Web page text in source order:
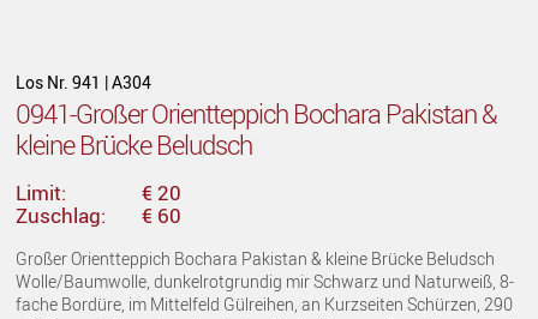
Los Nr. 941 | A304
0941-Großer Orientteppich Bochara Pakistan &
kleine Brücke Beludsch
Limit:
€ 20
Zuschlag:
€ 60
Großer Orientteppich Bochara Pakistan & kleine Brücke Beludsch
Wolle/Baumwolle, dunkelrotgrundig mir Schwarz und Naturweiß, 8-
fache Bordüre, im Mittelfeld Gülreihen, an Kurzseiten Schürzen, 290